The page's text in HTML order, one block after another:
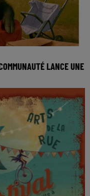
LANCE UNE
et des déchets
Communauté